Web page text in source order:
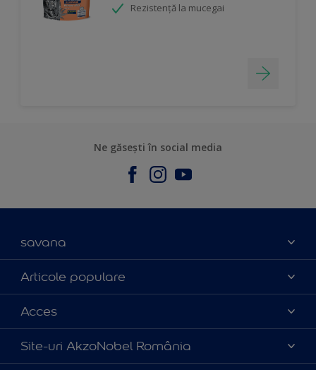
Rezistență la mucegai
Ne găsești în social media
savana
Contact
Parteneri
Certificări
Articole populare
Culoarea anului 2025
Produse
Sfaturi utile
Acces
Politica de cookies
Termeni și condiții
Site-uri AkzoNobel România